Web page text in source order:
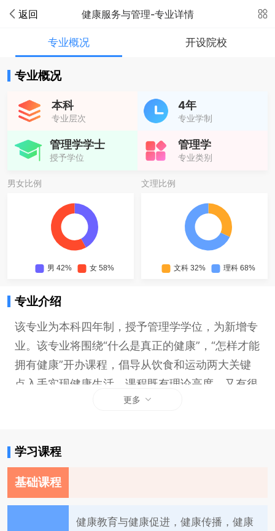
返回 健康服务与管理-专业详情
专业概况 开设院校
专业概况
本科
专业层次
4年
专业学制
管理学学士
授予学位
管理学
专业类别
男女比例 文理比例
专业介绍
该专业为本科四年制，授予管理学学位，为新增专
业。该专业将围绕“什么是真正的健康”，“怎样才能
拥有健康”开办课程，倡导从饮食和运动两大关键
点入手实现健康生活。课程既有理论高度，又有很
强的现实针对性和实践性。
更多
学习课程
基础课程
健康教育与健康促进，健康传播，健康